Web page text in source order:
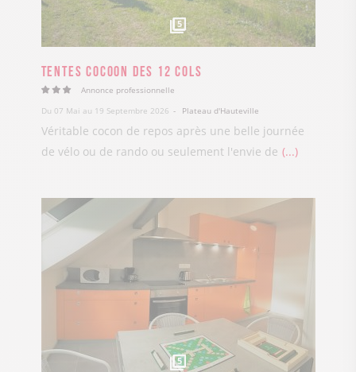
5
Tentes Cocoon des 12 Cols
Annonce professionnelle
Du 07 Mai au 19 Septembre 2026
Plateau d'Hauteville
Véritable cocon de repos après une belle journée
de vélo ou de rando ou seulement l'envie de ...
5